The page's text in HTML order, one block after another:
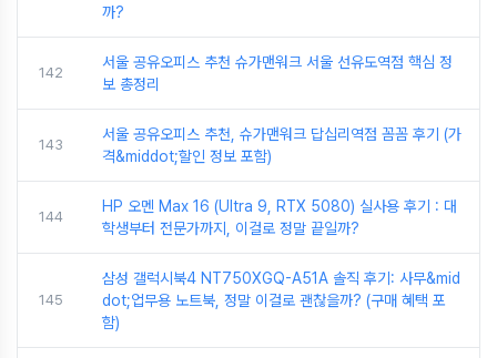
까?
142
서울 공유오피스 추천 슈가맨워크 서울 선유도역점 핵심 정
보 총정리
143
서울 공유오피스 추천, 슈가맨워크 답십리역점 꼼꼼 후기 (가
격&middot;할인 정보 포함)
144
HP 오멘 Max 16 (Ultra 9, RTX 5080) 실사용 후기 : 대
학생부터 전문가까지, 이걸로 정말 끝일까?
145
삼성 갤럭시북4 NT750XGQ-A51A 솔직 후기: 사무&mid
dot;업무용 노트북, 정말 이걸로 괜찮을까? (구매 혜택 포
함)